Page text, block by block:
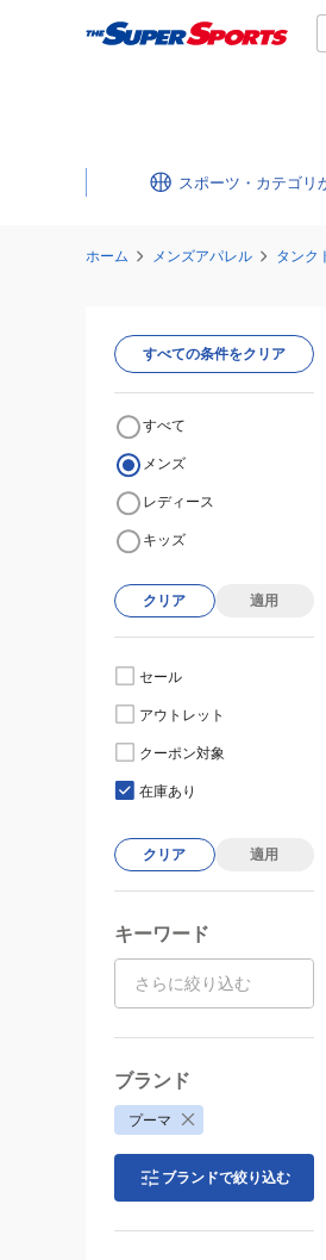
スポーツ・カテゴリ
ホーム メンズアパレル タンク
すべての条件をクリア
すべて
メンズ
レディース
キッズ
クリア 適用
セール
アウトレット
クーポン対象
在庫あり
クリア 適用
キーワード
ブランド
プーマ
ブランドで絞り込む